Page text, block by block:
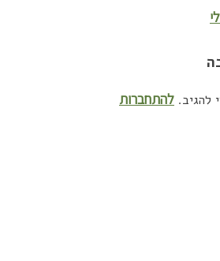
להגיב. להתחברות